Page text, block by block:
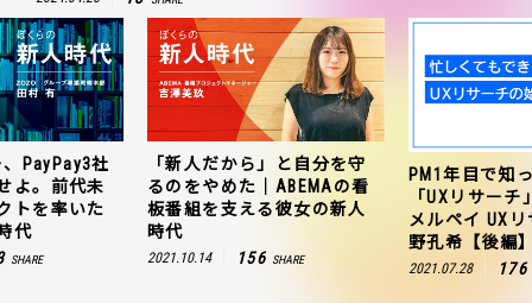
PayPay3社
よ。前代未
トを率いた
代
SHARE
「新人だから」と自分を守
るのをやめた｜ABEMAの看
板番組を支える彼女の新人
時代
2021.10.14 156 SHARE
PM1年目で知
「UXリサー
メルペイ UX
野孔希【後編
2021.07.28 176